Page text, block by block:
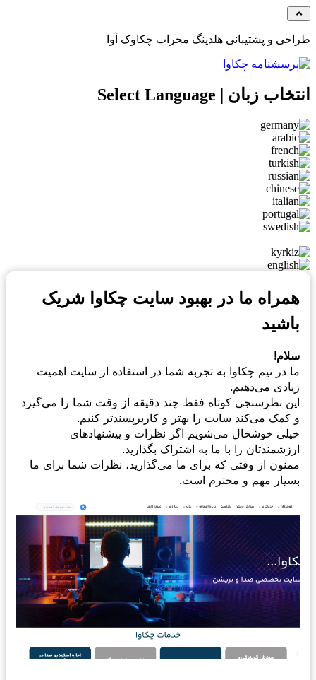
طراحی و پشتیبانی هلدینگ محراب چکاوک آوا
انتخاب زبان | Select Language